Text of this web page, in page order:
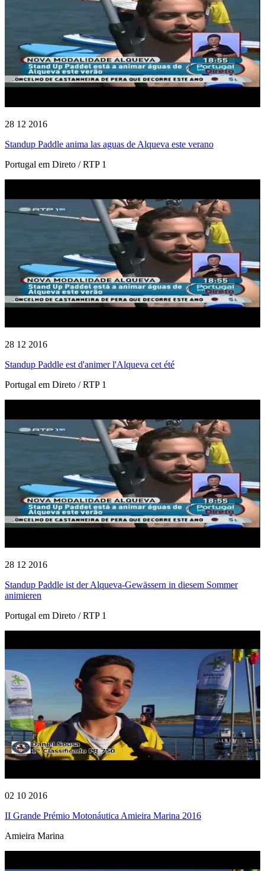
28 12 2016
Standup Paddle anima las aguas de Alqueva este verano
Portugal em Direto / RTP 1
28 12 2016
Standup Paddle est d'animer l'Alqueva cet été
Portugal em Direto / RTP 1
28 12 2016
Standup Paddle ist der Alqueva-Gewässern in diesem Sommer
animieren
Portugal em Direto / RTP 1
02 10 2016
II Grande Prémio Motonáutica Amieira Marina 2016
Amieira Marina